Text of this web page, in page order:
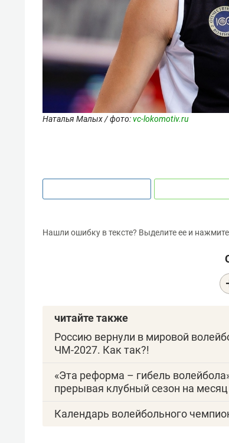
Наталья Малых / фото:vc-lokomotiv.ru
Нашли ошибку в тексте? Выделите ее и
читайте также
Россию вернули в мировой
ЧМ-2027. Как так?!
«Эта реформа – гибель
прерывая клубный сезон на месяц
Календарь волейбольного